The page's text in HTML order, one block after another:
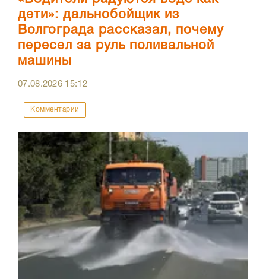
дети»: дальнобойщик из
Волгограда рассказал, почему
пересел за руль поливальной
машины
07.08.2026 15:12
Комментарии